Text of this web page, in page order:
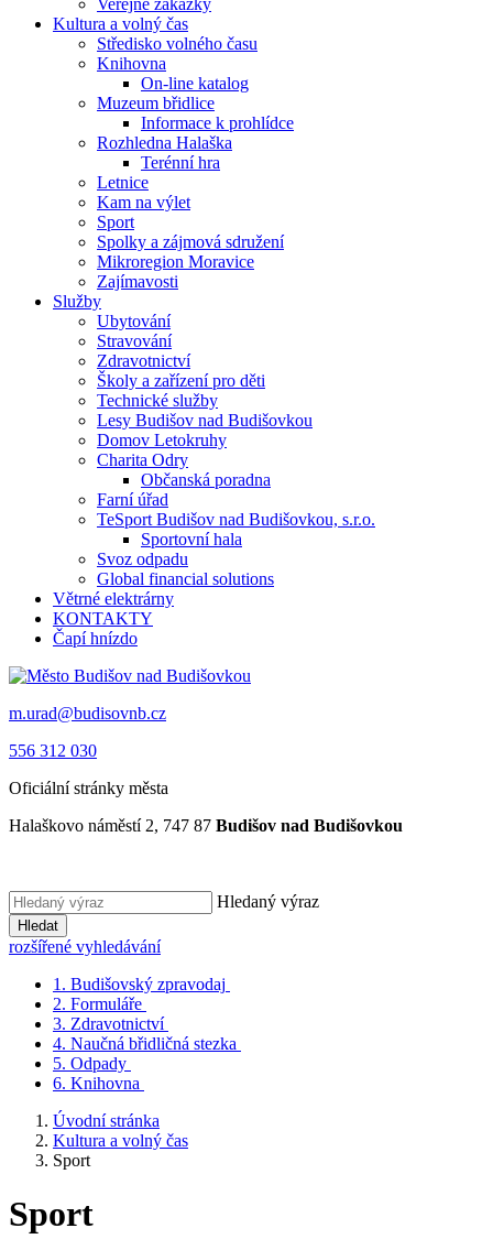
Veřejné zakázky
Kultura a volný čas
Středisko volného času
Knihovna
On-line katalog
Muzeum břidlice
Informace k prohlídce
Rozhledna Halaška
Terénní hra
Letnice
Kam na výlet
Sport
Spolky a zájmová sdružení
Mikroregion Moravice
Zajímavosti
Služby
Ubytování
Stravování
Zdravotnictví
Školy a zařízení pro děti
Technické služby
Lesy Budišov nad Budišovkou
Domov Letokruhy
Charita Odry
Občanská poradna
Farní úřad
TeSport Budišov nad Budišovkou, s.r.o.
Sportovní hala
Svoz odpadu
Global financial solutions
Větrné elektrárny
KONTAKTY
Čapí hnízdo
m.urad@budisovnb.cz
556 312 030
Oficiální stránky města
Halaškovo náměstí 2, 747 87 Budišov nad Budišovkou
Hledaný výraz
Hledat
rozšířené vyhledávání
1. Budišovský zpravodaj
2. Formuláře
3. Zdravotnictví
4. Naučná břidličná stezka
5. Odpady
6. Knihovna
Úvodní stránka
Kultura a volný čas
Sport
Sport